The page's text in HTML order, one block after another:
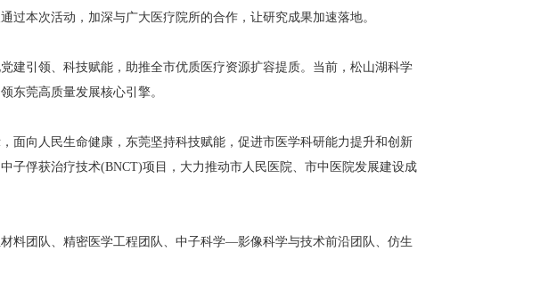
本次活动，加深与广大医疗院所的合作，让研究成果加速落地。
引领、科技赋能，助推全市优质医疗资源扩容提质。当前，松山湖科学
东莞高质量发展核心引擎。
向人民生命健康，东莞坚持科技赋能，促进市医学科研能力提升和创新
子俘获治疗技术(BNCT)项目，大力推动市人民医院、市中医院发展建设成
团队、精密医学工程团队、中子科学—影像科学与技术前沿团队、仿生